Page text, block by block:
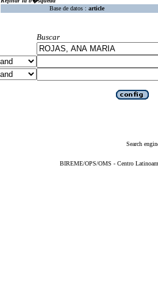
Base de datos : article
Buscar
Search
BIREME/OPS/OMS - Centro